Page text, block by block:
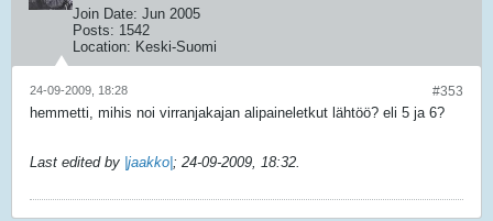
Join Date: Jun 2005
Posts: 1542
Location: Keski-Suomi
#353
24-09-2009, 18:28
hemmetti, mihis noi virranjakajan alipaineletkut lähtöö? eli 5 ja 6?
Last edited by |jaakko| ; 24-09-2009, 18:32.